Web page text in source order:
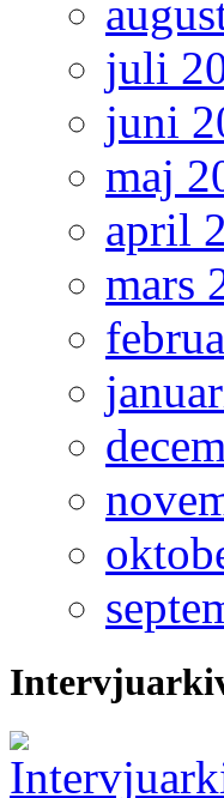
juli
juni
maj
april
mars